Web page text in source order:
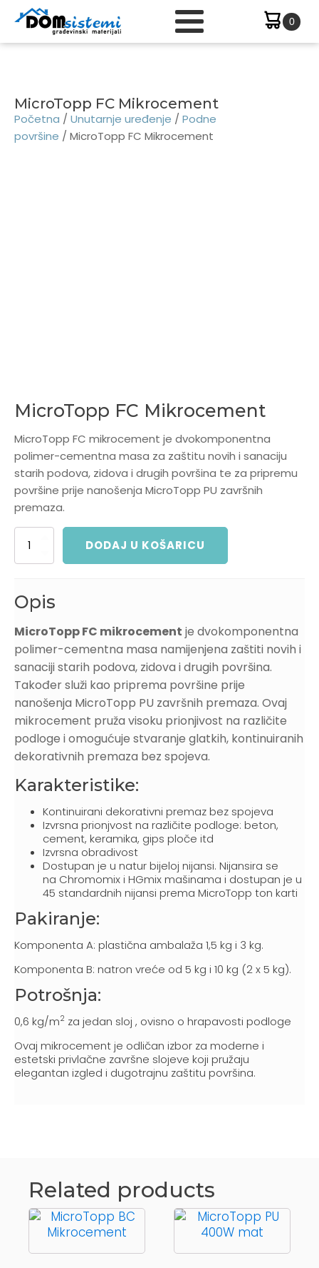
MicroTopp FC Mikrocement
Početna / Unutarnje uređenje / Podne
površine / MicroTopp FC Mikrocement
MicroTopp FC Mikrocement
MicroTopp FC mikrocement je dvokomponentna
polimer-cementna masa za zaštitu novih i sanaciju
starih podova, zidova i drugih površina te za pripremu
površine prije nanošenja MicroTopp PU završnih
premaza.
Mikrocement
DODAJ U KOŠARICU
Opis
MicroTopp FC mikrocement je dvokomponentna
polimer-cementna masa namijenjena zaštiti novih i
sanaciji starih podova, zidova i drugih površina.
Također služi kao priprema površine prije
nanošenja MicroTopp PU završnih premaza. Ovaj
mikrocement pruža visoku prionjivost na različite
podloge i omogućuje stvaranje glatkih, kontinuiranih
dekorativnih premaza bez spojeva.
Karakteristike:
Kontinuirani dekorativni premaz bez spojeva
Izvrsna prionjvost na različite podloge: beton,
cement, keramika, gips ploče itd
Izvrsna obradivost
Dostupan je u natur bijeloj nijansi. Nijansira se
na Chromomix i HGmix mašinama i dostupan je u
45 standardnih nijansi prema MicroTopp ton karti
Pakiranje:
Komponenta A: plastična ambalaža 1,5 kg i 3 kg.
Komponenta B: natron vreće od 5 kg i 10 kg (2 x 5 kg).
Potrošnja:
0,6 kg/m2 za jedan sloj , ovisno o hrapavosti podloge
Ovaj mikrocement je odličan izbor za moderne i
estetski privlačne završne slojeve koji pružaju
elegantan izgled i dugotrajnu zaštitu površina.
Related products